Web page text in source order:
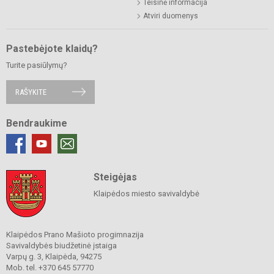
Teisinė informacija
Atviri duomenys
Pastebėjote klaidų?
Turite pasiūlymų?
RAŠYKITE
Bendraukime
Steigėjas
Klaipėdos miesto savivaldybė
Klaipėdos Prano Mašioto progimnazija
Savivaldybės biudžetinė įstaiga
Varpų g. 3, Klaipėda, 94275
Mob. tel. +370 645 57770